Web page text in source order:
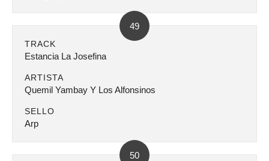
49
TRACK
Estancia La Josefina
ARTISTA
Quemil Yambay Y Los Alfonsinos
SELLO
Arp
50